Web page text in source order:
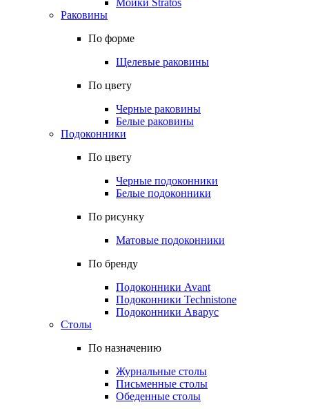
Мойки Stratos
Раковины
По форме
Щелевые раковины
По цвету
Черные раковины
Белые раковины
Подоконники
По цвету
Черные подоконники
Белые подоконники
По рисунку
Матовые подоконники
По бренду
Подоконники Avant
Подоконники Technistone
Подоконники Аварус
Столы
По назначению
Журнальные столы
Письменные столы
Обеденные столы